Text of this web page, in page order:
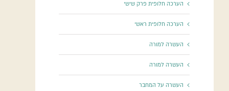
הערכה חלופית פרק שישי
הערכה חלופית ראשי
העשרה למורה
העשרה למורה
העשרה על המחבר